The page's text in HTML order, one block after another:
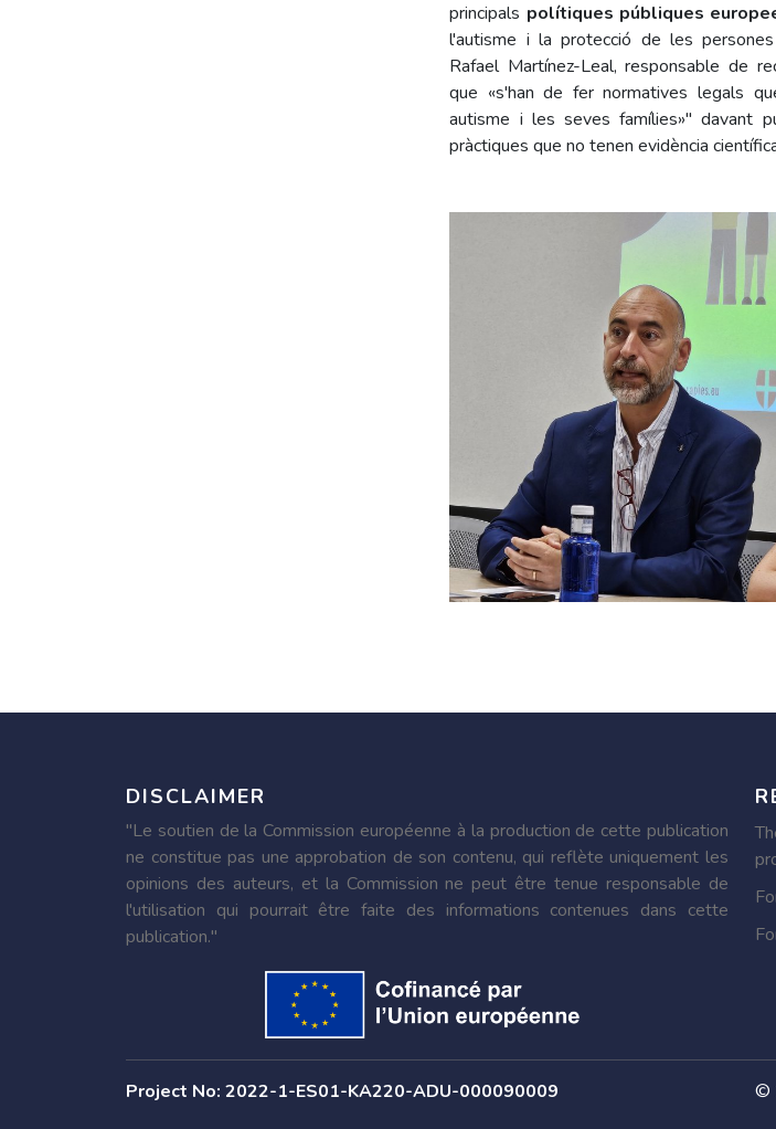
principals polítiques públiques
l'autisme i la protecció de les
Rafael Martínez-Leal, responsable de
que «s'han de fer normatives legals
autisme i les seves famílies»" davant
pràctiques que no tenen evidència
DISCLAIMER
"Le soutien de la Commission européenne à la production de cette publication
ne constitue pas une approbation de son contenu, qui reflète uniquement les
opinions des auteurs, et la Commission ne peut être tenue responsable de
l'utilisation qui pourrait être faite des informations contenues dans cette
publication."
Project No: 2022-1-ES01-KA220-ADU-000090009 ©